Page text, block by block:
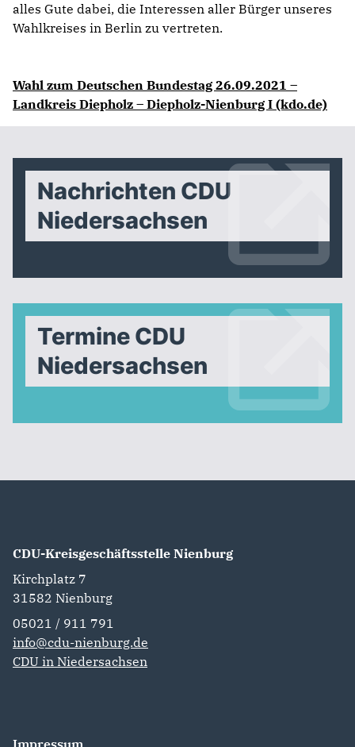
alles Gute dabei, die Interessen aller Bürger unseres
Wahlkreises in Berlin zu vertreten.
Wahl zum Deutschen Bundestag 26.09.2021 –
Landkreis Diepholz – Diepholz-Nienburg I (kdo.de)
Nachrichten CDU
Niedersachsen
Termine CDU
Niedersachsen
CDU-Kreisgeschäftsstelle Nienburg
Kirchplatz 7
31582 Nienburg
05021 / 911 791
info@cdu-nienburg.de
CDU in Niedersachsen